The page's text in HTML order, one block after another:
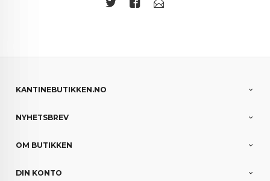
KANTINEBUTIKKEN.NO
NYHETSBREV
OM BUTIKKEN
DIN KONTO